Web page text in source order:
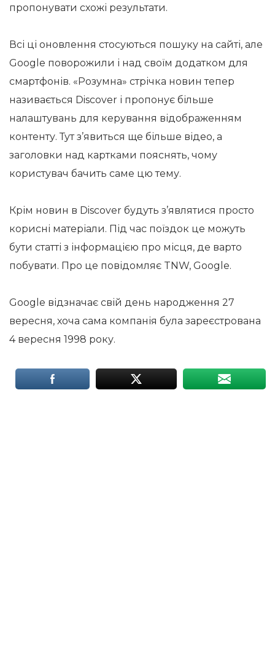
пропонувати схожі результати.
Всі ці оновлення стосуються пошуку на сайті, але
Google поворожили і над своїм додатком для
смартфонів. «Розумна» стрічка новин тепер
називається Discover і пропонує більше
налаштувань для керування відображенням
контенту. Тут з’явиться ще більше відео, а
заголовки над картками пояснять, чому
користувач бачить саме цю тему.
Крім новин в Discover будуть з’являтися просто
корисні матеріали. Під час поїздок це можуть
бути статті з інформацією про місця, де варто
побувати. Про це повідомляє TNW, Google.
Google відзначає свій день народження 27
вересня, хоча сама компанія була зареєстрована
4 вересня 1998 року.